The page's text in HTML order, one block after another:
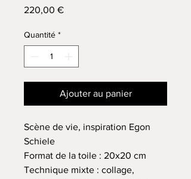
220,00 €Prix
Quantité *
Ajouter au panier
Scène de vie, inspiration Egon
Schiele
Format de la toile : 20x20 cm
Technique mixte : collage,